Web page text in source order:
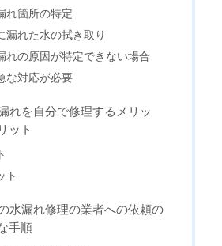
れ箇所の特定
漏れた水の拭き取り
れの原因が特定できない場合
な対応が必要
れを自分で修理するメリッ
ット
ト
水漏れ修理の業者への依頼の
手順